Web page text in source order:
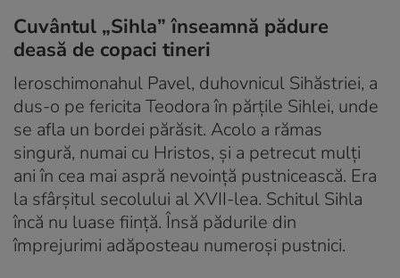
Cuvântul „Sihla” înseamnă pădure
deasă de copaci tineri
Ieroschimonahul Pavel, duhovnicul Sihăstriei, a
dus-o pe fericita Teodora în părţile Sihlei, unde
se afla un bordei părăsit. Acolo a rămas
singură, numai cu Hristos, şi a petrecut mulţi
ani în cea mai aspră nevoinţă pustnicească. Era
la sfârşitul secolului al XVII-lea. Schitul Sihla
încă nu luase fiinţă. Însă pădurile din
împrejurimi adăposteau numeroşi pustnici.